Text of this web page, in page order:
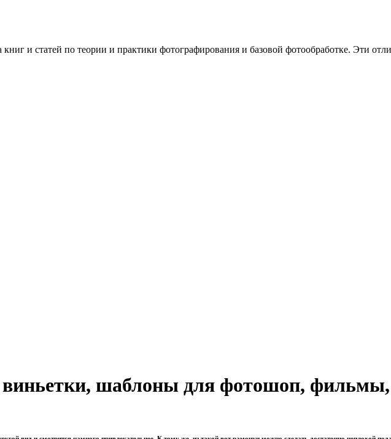
и статей по теории и практики фотографирования и базовой фотообработке. Эти
виньетки, шаблоны для фотошоп,